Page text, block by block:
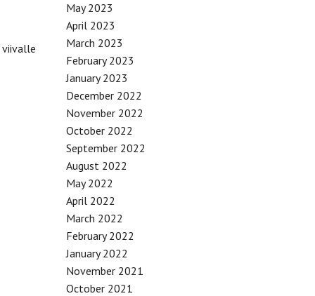
viivalle
May 2023
April 2023
March 2023
February 2023
January 2023
December 2022
November 2022
October 2022
September 2022
August 2022
May 2022
April 2022
March 2022
February 2022
January 2022
November 2021
October 2021